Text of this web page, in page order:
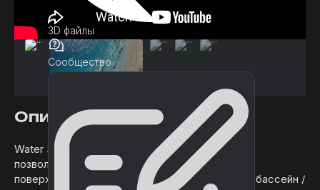
3D файлы
Сообщество
Описание
Water System - это модульный компонент,
позволяющий моделировать такие водные
поверхности, как океан / море / река / озера / бассейн /